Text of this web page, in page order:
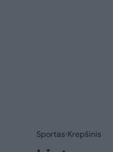
Sportas Krepšinis